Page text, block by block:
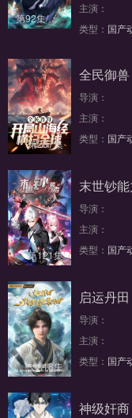
第92集/共100集
主演：
类型： 国产
第287集
全民御
导演：
主演：
类型： 国产
第121集
末世钞
导演：
主演：
类型： 国产
第18集
启运丹
导演：
主演：
类型： 国产
神级奸